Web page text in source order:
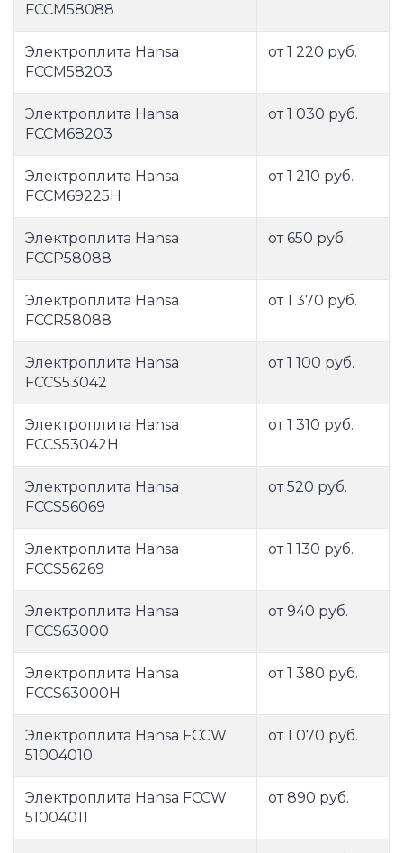
FCCM58088
Электроплита Hansa
FCCM58203
от 1 220 руб.
Электроплита Hansa
FCCM68203
от 1 030 руб.
Электроплита Hansa
FCCM69225H
от 1 210 руб.
Электроплита Hansa
FCCP58088
от 650 руб.
Электроплита Hansa
FCCR58088
от 1 370 руб.
Электроплита Hansa
FCCS53042
от 1 100 руб.
Электроплита Hansa
FCCS53042H
от 1 310 руб.
Электроплита Hansa
FCCS56069
от 520 руб.
Электроплита Hansa
FCCS56269
от 1 130 руб.
Электроплита Hansa
FCCS63000
от 940 руб.
Электроплита Hansa
FCCS63000H
от 1 380 руб.
Электроплита Hansa FCCW
51004010
от 1 070 руб.
Электроплита Hansa FCCW
51004011
от 890 руб.